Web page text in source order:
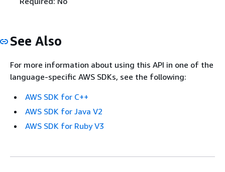
See Also
For more information about using this API in one of the
language-specific AWS SDKs, see the following:
AWS SDK for C++
AWS SDK for Java V2
AWS SDK for Ruby V3